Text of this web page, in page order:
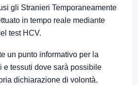
gli Stranieri Temporaneamente
in tempo reale mediante
test HCV.
un punto informativo per la
e tessuti dove sarà possibile
dichiarazione di volontà.